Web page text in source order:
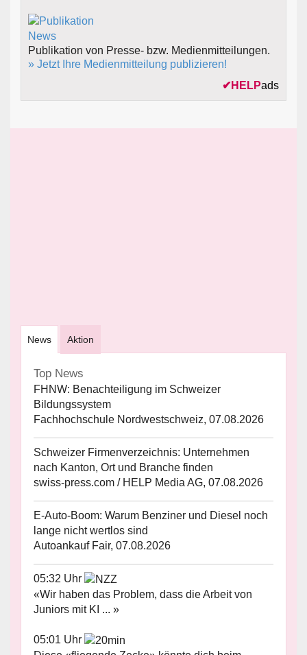
Publikation von Presse- bzw. Medienmitteilungen.
» Jetzt Ihre Medienmitteilung publizieren!
✔ HELPads
News Aktion
Top News
FHNW: Benachteiligung im Schweizer
Bildungssystem
Fachhochschule Nordwestschweiz, 07.08.2026
Schweizer Firmenverzeichnis: Unternehmen
nach Kanton, Ort und Branche finden
swiss-press.com / HELP Media AG, 07.08.2026
E-Auto-Boom: Warum Benziner und Diesel noch
lange nicht wertlos sind
Autoankauf Fair, 07.08.2026
05:32 Uhr
«Wir haben das Problem, dass die Arbeit von
Juniors mit KI ... »
05:01 Uhr